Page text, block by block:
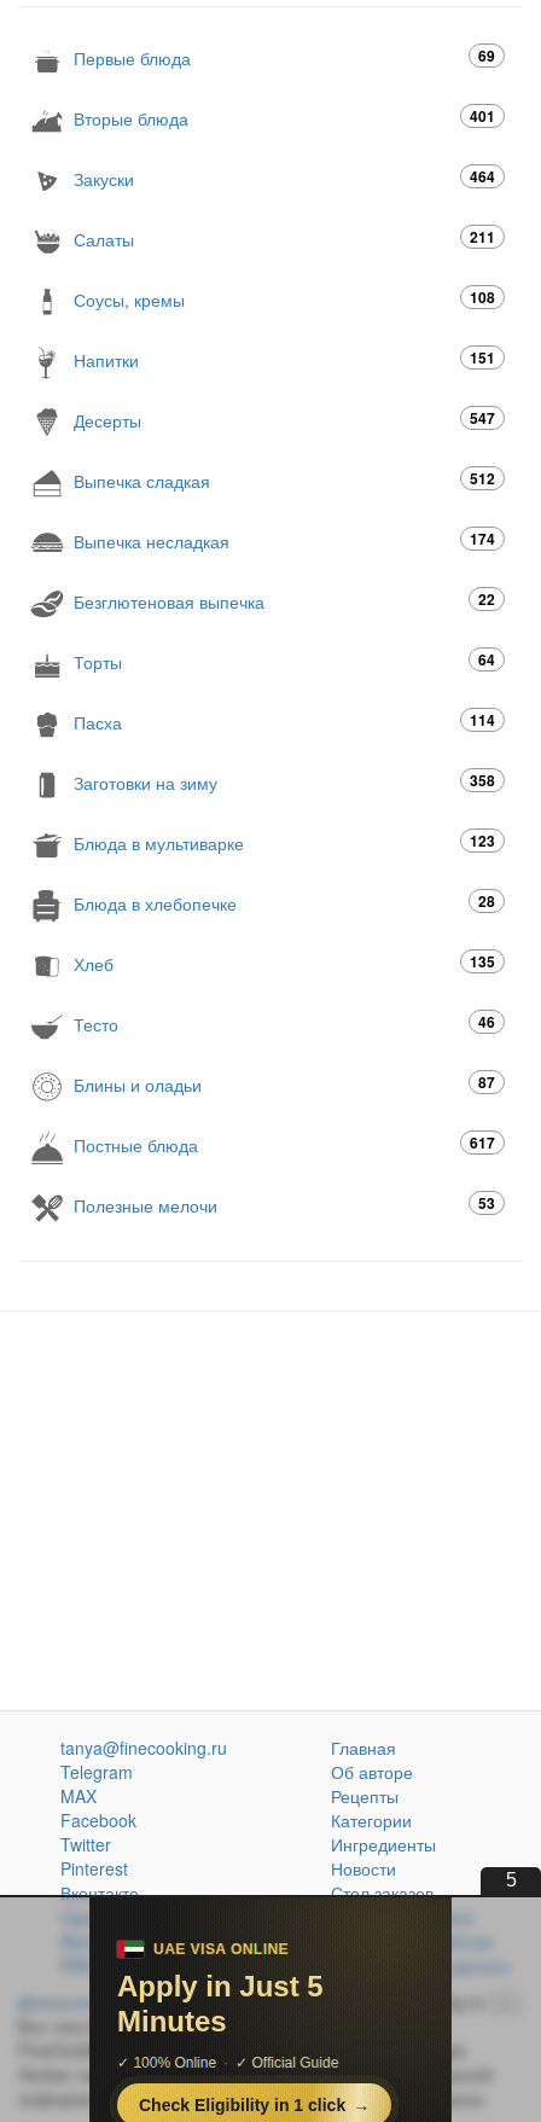
Первые блюда 69
Вторые блюда 401
Закуски 464
Салаты 211
Соусы, кремы 108
Напитки 151
Десерты 547
Выпечка сладкая 512
Выпечка несладкая 174
Безглютеновая выпечка 22
Торты 64
Пасха 114
Заготовки на зиму 358
Блюда в мультиварке 123
Блюда в хлебопечке 28
Хлеб 135
Тесто 46
Блины и оладьи 87
Постные блюда 617
Полезные мелочи 53
4
tanya@finecooking.ru
Telegram
MAX
Facebook
Twitter
Pinterest
Вконтакте
Одноклассники
Главная
Об авторе
Рецепты
Категории
Ингредиенты
Новости
Стол заказов
Кулинарная книга
Политика обработки
персональных данных
Домашняя кухня без проблем© 2014-2026 FineCooking.ru
Все тексты и фотографии, опубликованные на сайте
FineCooking.ru, защищены законом об авторском праве.
Любая частичная или полная перепечатка опубликованной
информации без активной ссылки на источник запрещена.